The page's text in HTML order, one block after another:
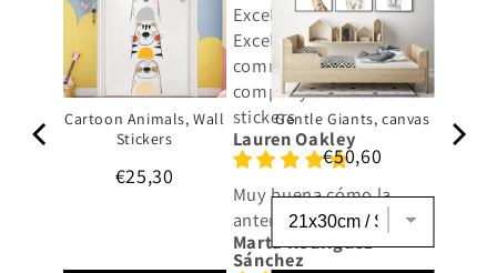
Excellent
Excellent
communication from
company and beautiful
stickers
Lauren Oakley
Muy buena cómo la
anterior vez
Marta Rodríguez
Sánchez
Cartoon Animals, Wall
Stickers
Price
€25,30
Gentle Giants, canvas
Price
€50,60